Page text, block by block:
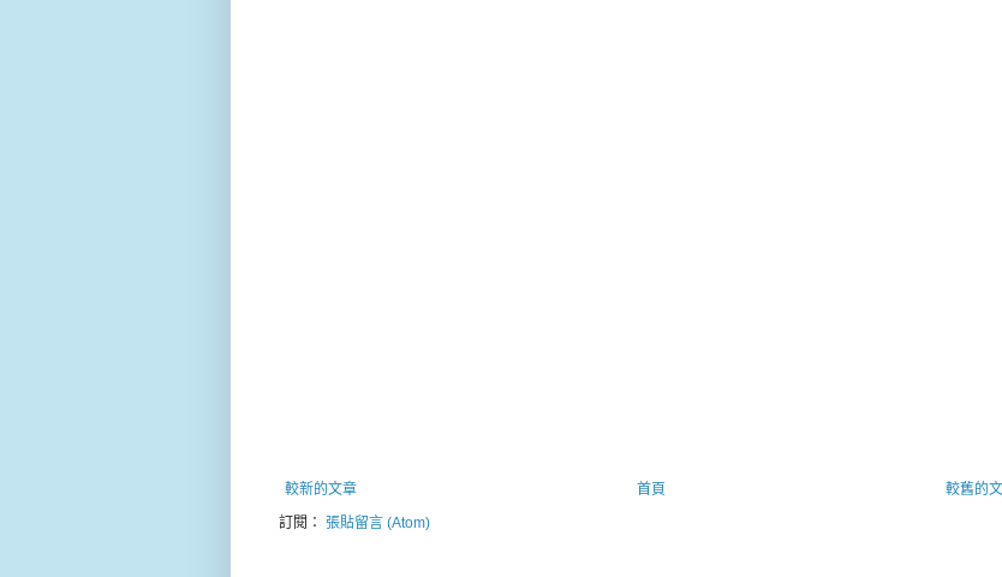
較新的文章 較舊的
首頁
訂閱： 張貼留言 (Atom)